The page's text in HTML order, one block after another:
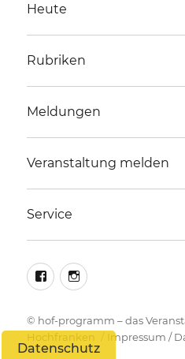
Heute
Rubriken
Meldungen
Veranstaltung melden
Service
facebookinstagram
© hof-programm – das
Hochfranken
Impressum /
Datenschutz